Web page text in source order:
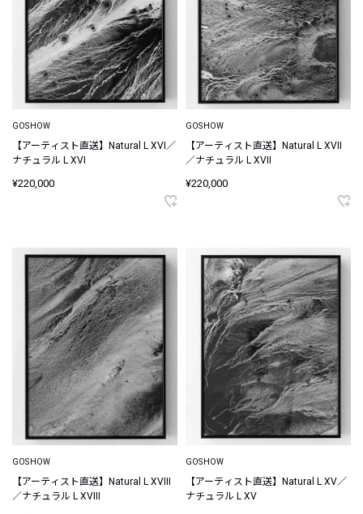
GOSHOW
【アーティスト直送】Natural L XVI／
ナチュラル L XVI
¥220,000
GOSHOW
【アーティスト直送】Natural L XVII
／ナチュラル L XVII
¥220,000
GOSHOW
【アーティスト直送】Natural L XVIII
／ナチュラル L XVIII
GOSHOW
【アーティスト直送】Natural L XV／
ナチュラル L XV